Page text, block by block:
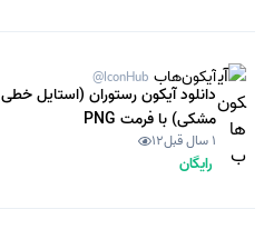
آیکون‌هاب @IconHub
دانلود آیکون رستوران (استایل خطی
مشکی) با فرمت PNG
1 سال قبل 12
رایگان